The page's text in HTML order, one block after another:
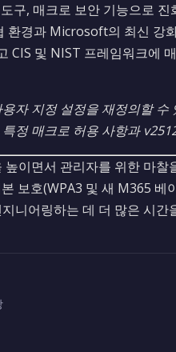
구, 매크로 보안 기능으로
경과 Microsoft의 최신 강
CIS 및 NIST 프레임워크에
자 지정 설정을 재정의할
정 매크로 허용 사항과
이면서 관리자를 위한 마찰
보호(WPA3 및 새 M365
니어링하는 데 더 많은 시간